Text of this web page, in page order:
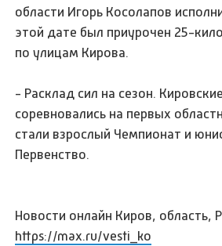
области Игорь Косолапов
этой дате был приурочен 25-
по улицам Кирова.
- Расклад сил на сезон.
соревновались на первых
стали взрослый Чемпионат и
Первенство.
Новости онлайн Киров, область,
https://max.ru/vesti_ko